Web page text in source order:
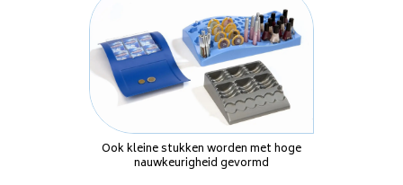
Ook kleine stukken worden met hoge
nauwkeurigheid gevormd